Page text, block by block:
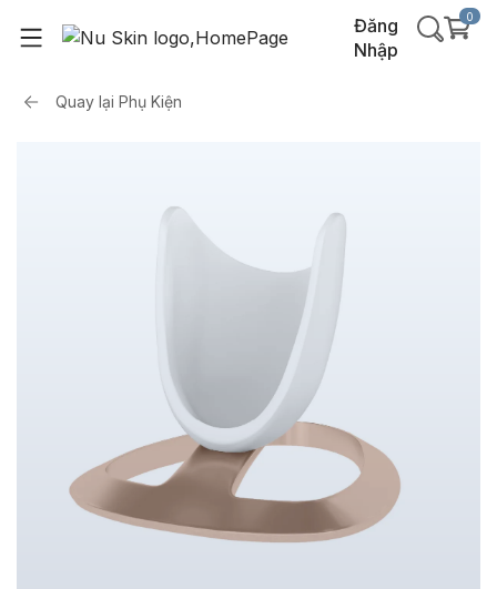
Đăng
Nhập
0
Quay lại Phụ Kiện